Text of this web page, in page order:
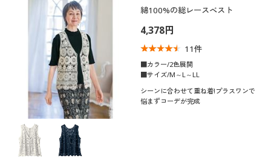
ジュニア・ティーンズ下着
メンズ下着
キッチン・雑貨・日用品
寝具・インテリア・家具通販すべて
家具・収納
寝具・ベッド
カーテン・ラグ・ファブリック
美容・健康
美容・健康通販すべて
美容・健康・サプリメント
制服・スクール
制服・スクールすべて
制服・学生服
ジュニア・ティーンズ下着
大きいサイズ
大きいサイズ通販すべて
大きいサイズ レディース服
バーゲン
バーゲンセール
詳細検索
口コミ
(4〜4.9)
レディースサ
イズ
M
綿100%の総レースベスト
4,378円
11件
■カラー/2色展開
■サイズ/M～L～LL
シーンに合わせて重ね着!プラスワンで
悩まずコーデが完成